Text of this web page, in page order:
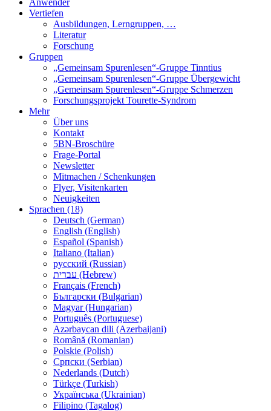
Anwender
Vertiefen
Ausbildungen, Lerngruppen, …
Literatur
Forschung
Gruppen
„Gemeinsam Spurenlesen“-Gruppe Tinntius
„Gemeinsam Spurenlesen“-Gruppe Übergewicht
„Gemeinsam Spurenlesen“-Gruppe Schmerzen
Forschungsprojekt Tourette-Syndrom
Mehr
Über uns
Kontakt
5BN-Broschüre
Frage-Portal
Newsletter
Mitmachen / Schenkungen
Flyer, Visitenkarten
Neuigkeiten
Sprachen (18)
Deutsch (German)
English (English)
Español (Spanish)
Italiano (Italian)
русский (Russian)
עברית (Hebrew)
Français (French)
Български (Bulgarian)
Magyar (Hungarian)
Português (Portuguese)
Azərbaycan dili (Azerbaijani)
Română (Romanian)
Polskie (Polish)
Српски (Serbian)
Nederlands (Dutch)
Türkçe (Turkish)
Українська (Ukrainian)
Filipino (Tagalog)